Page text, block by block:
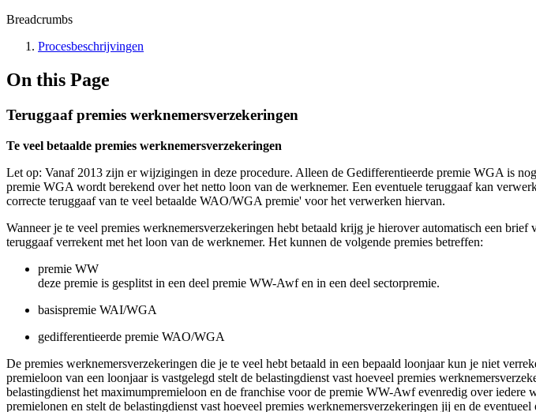
Breadcrumbs
Procesbeschrijvingen
On this Page
Teruggaaf premies werknemersverzekeringen
Te veel betaalde premies werknemersverzekeringen
Let op: Vanaf 2013 zijn er wijzigingen in deze procedure. Alleen de Gedifferentieerde premie WGA is
premie WGA wordt berekend over het netto loon van de werknemer. Een eventuele teruggaaf kan
correcte teruggaaf van te veel betaalde WAO/WGA premie' voor het verwerken hiervan.
Wanneer je te veel premies werknemersverzekeringen hebt betaald krijg je hierover automatisch een
teruggaaf verrekent met het loon van de werknemer. Het kunnen de volgende premies betreffen:
premie WW
deze premie is gesplitst in een deel premie WW-Awf en in een deel sectorpremie.
basispremie WAI/WGA
gedifferentieerde premie WAO/WGA
De premies werknemersverzekeringen die je te veel hebt betaald in een bepaald loonjaar kun je niet
premieloon van een loonjaar is vastgelegd stelt de belastingdienst vast hoeveel premies
belastingdienst het maximumpremieloon en de franchise voor de premie WW-Awf evenredig over
premielonen en stelt de belastingdienst vast hoeveel premies werknemersverzekeringen jij en de